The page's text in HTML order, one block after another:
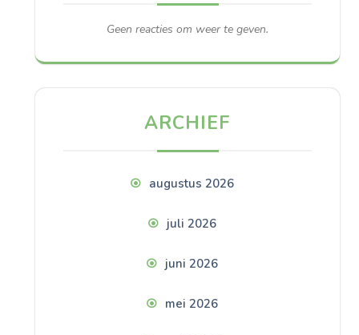
Geen reacties om weer te geven.
ARCHIEF
augustus 2026
juli 2026
juni 2026
mei 2026